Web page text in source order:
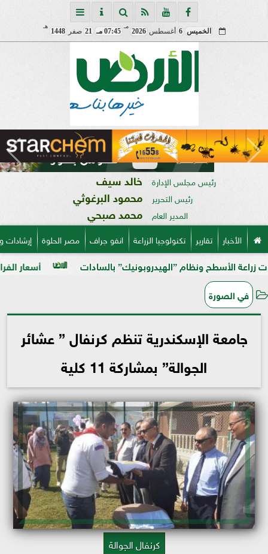
الخميس 6 أغسطس2026
مـ
07:45 مـ 21 صفر1448
هـ
رئيس مجلس الإدارة خالد سيف
رئيس التحرير محمود البرغوثي
المدير العام محمد صبحي
الأخبار تقارير تكنولوجيا الزراعة انفو جراف مصر الحلوة
أسعار الفراخ البيضاء ونظام ”الهيدروبونيك” بالسادات
في الصورة
جامعة الإسكندرية تنظم كرنفال ” عشائر
الجوالة” بمشاركة 11 كلية
كرنفال الجوالة